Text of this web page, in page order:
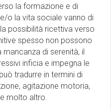
la formazione e di
o la vita sociale vanno di
possibilità ricettiva verso
spesso non possono
di serenità, il
inficia e impegna le
tradurre in termini di
agitazione motoria,
molto altro.